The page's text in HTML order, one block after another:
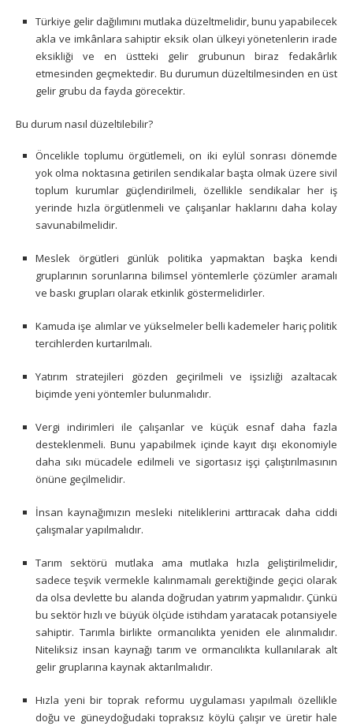
Türkiye gelir dağılımını mutlaka düzeltmelidir, bunu yapabilecek
akla ve imkânlara sahiptir eksik olan ülkeyi yönetenlerin irade
eksikliği ve en üstteki gelir grubunun biraz fedakârlık
etmesinden geçmektedir. Bu durumun düzeltilmesinden en üst
gelir grubu da fayda görecektir.
Bu durum nasıl düzeltilebilir?
Öncelikle toplumu örgütlemeli, on iki eylül sonrası dönemde
yok olma noktasına getirilen sendikalar başta olmak üzere sivil
toplum kurumlar güçlendirilmeli, özellikle sendikalar her iş
yerinde hızla örgütlenmeli ve çalışanlar haklarını daha kolay
savunabilmelidir.
Meslek örgütleri günlük politika yapmaktan başka kendi
gruplarının sorunlarına bilimsel yöntemlerle çözümler aramalı
ve baskı grupları olarak etkinlik göstermelidirler.
Kamuda işe alımlar ve yükselmeler belli kademeler hariç politik
tercihlerden kurtarılmalı.
Yatırım stratejileri gözden geçirilmeli ve işsizliği azaltacak
biçimde yeni yöntemler bulunmalıdır.
Vergi indirimleri ile çalışanlar ve küçük esnaf daha fazla
desteklenmeli. Bunu yapabilmek içinde kayıt dışı ekonomiyle
daha sıkı mücadele edilmeli ve sigortasız işçi çalıştırılmasının
önüne geçilmelidir.
İnsan kaynağımızın mesleki niteliklerini arttıracak daha ciddi
çalışmalar yapılmalıdır.
Tarım sektörü mutlaka ama mutlaka hızla geliştirilmelidir,
sadece teşvik vermekle kalınmamalı gerektiğinde geçici olarak
da olsa devlette bu alanda doğrudan yatırım yapmalıdır. Çünkü
bu sektör hızlı ve büyük ölçüde istihdam yaratacak potansiyele
sahiptir. Tarımla birlikte ormancılıkta yeniden ele alınmalıdır.
Niteliksiz insan kaynağı tarım ve ormancılıkta kullanılarak alt
gelir gruplarına kaynak aktarılmalıdır.
Hızla yeni bir toprak reformu uygulaması yapılmalı özellikle
doğu ve güneydoğudaki topraksız köylü çalışır ve üretir hale